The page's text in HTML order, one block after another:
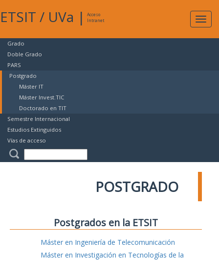
ETSIT / UVa |
Acceso
Intranet
Grado
Doble Grado
PARS
Postgrado
Máster IT
Máster Invest.TIC
Doctorado en TIT
Semestre Internacional
Estudios Extinguidos
Vías de acceso
POSTGRADO
Postgrados en la ETSIT
Máster en Ingeniería de Telecomunicación
Máster en Investigación en Tecnologías de la